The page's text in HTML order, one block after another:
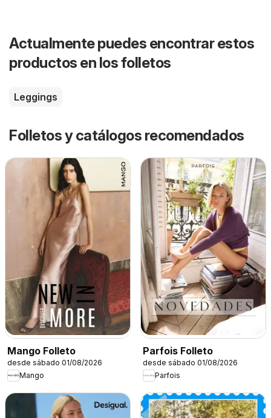
Actualmente puedes encontrar estos
productos en los folletos
Leggings
Folletos y catálogos recomendados
Mango Folleto
desde sábado 01/08/2026
Mango
Parfois Folleto
desde sábado 01/08/2026
Parfois